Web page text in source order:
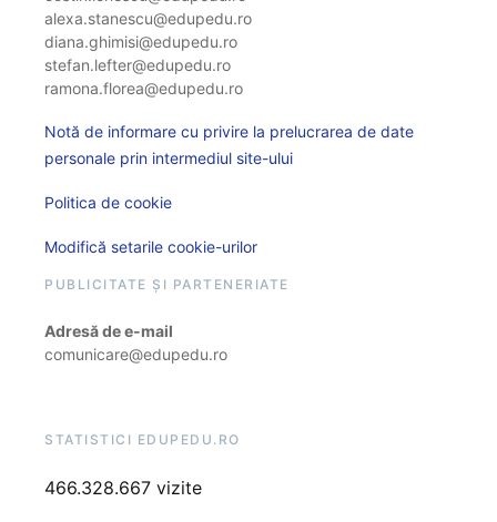
alexa.stanescu@edupedu.ro
diana.ghimisi@edupedu.ro
stefan.lefter@edupedu.ro
ramona.florea@edupedu.ro
Notă de informare cu privire la prelucrarea de date
personale prin intermediul site-ului
Politica de cookie
Modifică setarile cookie-urilor
PUBLICITATE ȘI PARTENERIATE
Adresă de e-mail
comunicare@edupedu.ro
STATISTICI EDUPEDU.RO
466.328.667 vizite